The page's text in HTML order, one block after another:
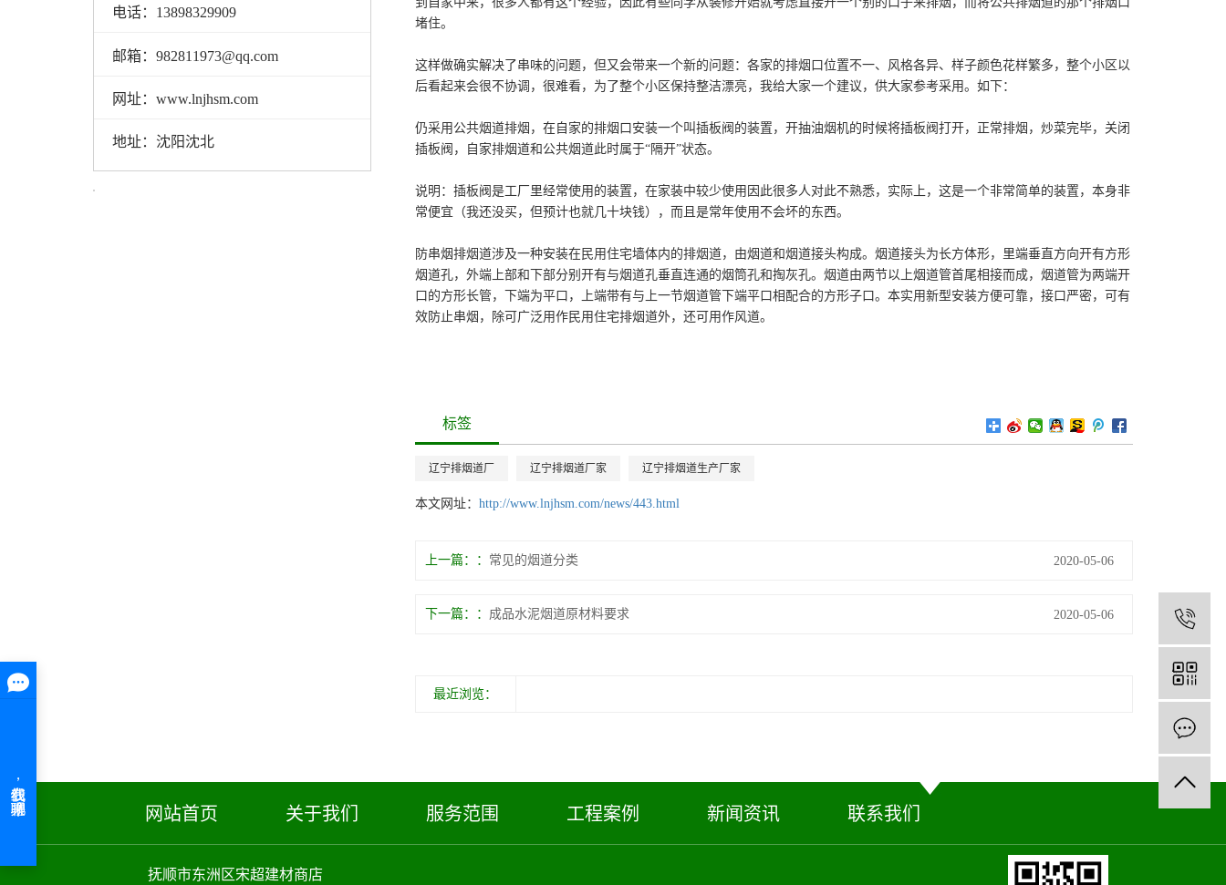
电话：13898329909
邮箱：982811973@qq.com
网址：www.lnjhsm.com
地址：沈阳沈北
堵住。
这样做确实解决了串味的问题，但又会带来一个新的问题：各家的排烟口位置不一、风格各异、样子颜色花样繁多，整个小区以
后看起来会很不协调，很难看，为了整个小区保持整洁漂亮，我给大家一个建议，供大家参考采用。如下：
仍采用公共烟道排烟，在自家的排烟口安装一个叫插板阀的装置，开抽油烟机的时候将插板阀打开，正常排烟，炒菜完毕，关闭
插板阀，自家排烟道和公共烟道此时属于“隔开”状态。
说明：插板阀是工厂里经常使用的装置，在家装中较少使用因此很多人对此不熟悉，实际上，这是一个非常简单的装置，本身非
常便宜（我还没买，但预计也就几十块钱），而且是常年使用不会坏的东西。
防串烟排烟道涉及一种安装在民用住宅墙体内的排烟道，由烟道和烟道接头构成。烟道接头为长方体形，里端垂直方向开有方形
烟道孔，外端上部和下部分别开有与烟道孔垂直连通的烟筒孔和掏灰孔。烟道由两节以上烟道管首尾相接而成，烟道管为两端开
口的方形长管，下端为平口，上端带有与上一节烟道管下端平口相配合的方形子口。本实用新型安装方便可靠，接口严密，可有
效防止串烟，除可广泛用作民用住宅排烟道外，还可用作风道。
标签
辽宁排烟道厂 辽宁排烟道厂家 辽宁排烟道生产厂家
本文网址： http://www.lnjhsm.com/news/443.html
上一篇： 常见的烟道分类 2020-05-06
下一篇： 成品水泥烟道原材料要求 2020-05-06
最近浏览：
网站首页 关于我们 服务范围 工程案例 新闻资讯 联系我们
抚顺市东洲区宋超建材商店